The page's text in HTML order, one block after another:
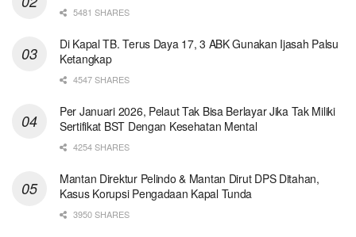
5481 SHARES
Di Kapal TB. Terus Daya 17, 3 ABK Gunakan Ijasah Palsu
Ketangkap
4547 SHARES
Per Januari 2026, Pelaut Tak Bisa Berlayar Jika Tak Miliki
Sertifikat BST Dengan Kesehatan Mental
4254 SHARES
Mantan Direktur Pelindo & Mantan Dirut DPS Ditahan,
Kasus Korupsi Pengadaan Kapal Tunda
3950 SHARES